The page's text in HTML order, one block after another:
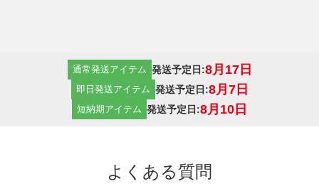
通常発送アイテム 発送予定日:8月17日
即日発送アイテム 発送予定日:8月7日
短納期アイテム 発送予定日:8月10日
よくある質問